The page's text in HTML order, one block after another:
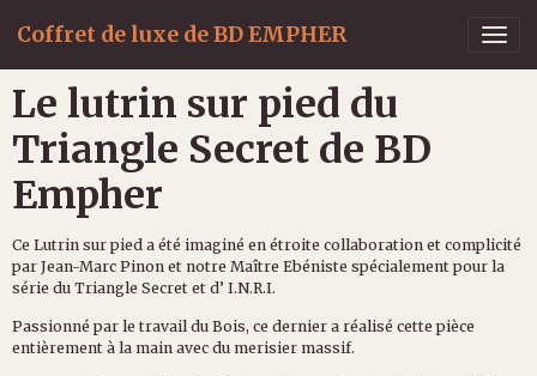
Coffret de luxe de BD EMPHER
Le lutrin sur pied du
Triangle Secret de BD
Empher
Ce Lutrin sur pied a été imaginé en étroite collaboration et complicité
par Jean-Marc Pinon et notre Maître Ebéniste spécialement pour la
série du Triangle Secret et d’ I.N.R.I.
Passionné par le travail du Bois, ce dernier a réalisé cette pièce
entièrement à la main avec du merisier massif.